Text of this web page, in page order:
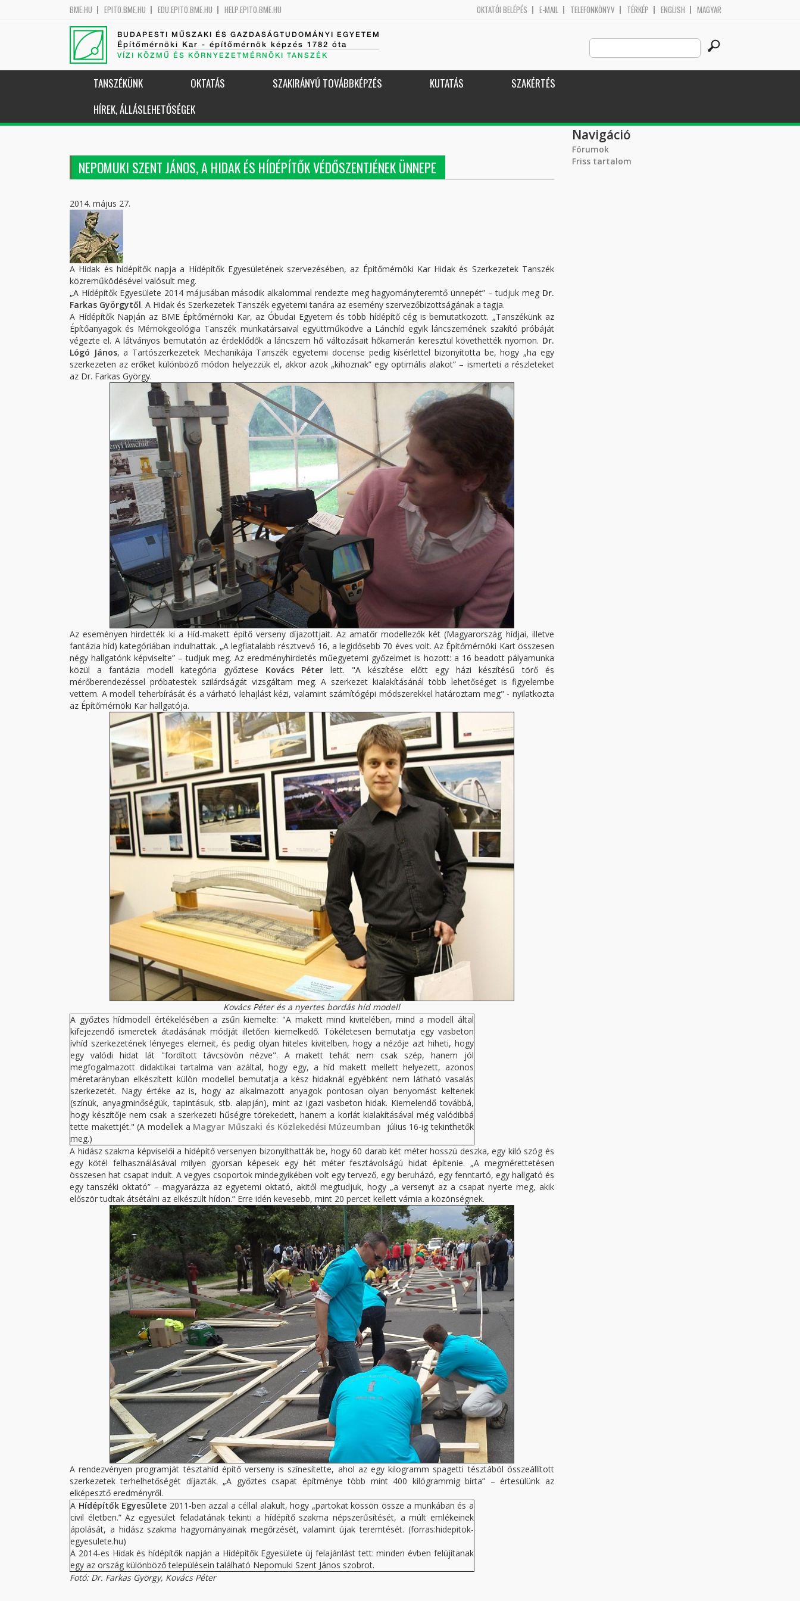
BME.HU EPITO.BME.HU EDU.EPITO.BME.HU HELP.EPITO.BME.HU OKTATÓI BELÉPÉS E-MAIL TELEFONKÖNYV TÉRKÉP ENGLISH MAGYAR
BUDAPESTI MŰSZAKI ÉS GAZDASÁGTUDOMÁNYI EGYETEM
Építőmérnöki Kar - építőmérnök képzés 1782 óta
VÍZI KÖZMŰ ÉS KÖRNYEZETMÉRNÖKI TANSZÉK
Search
this
site
TANSZÉKÜNK OKTATÁS SZAKIRÁNYÚ TOVÁBBKÉPZÉS KUTATÁS
SZAKÉRTÉS
HÍREK, ÁLLÁSLEHETŐSÉGEK
NEPOMUKI SZENT JÁNOS, A HIDAK ÉS HÍDÉPÍTŐK VÉDŐSZENTJÉNEK ÜNNEPE
2014. május 27.
A Hidak és hídépítők napja a Hídépítők Egyesületének szervezésében, az Építőmérnöki Kar Hidak és Szerkezetek Tanszék
közreműködésével valósult meg.
„A Hídépítők Egyesülete 2014 májusában második alkalommal rendezte meg hagyományteremtő ünnepét” – tudjuk meg Dr.
Farkas Györgytől. A Hidak és Szerkezetek Tanszék egyetemi tanára az esemény szervezőbizottságának a tagja.
A Hídépítők Napján az BME Építőmérnöki Kar, az Óbudai Egyetem és több hídépítő cég is bemutatkozott. „Tanszékünk az
Építőanyagok és Mérnökgeológia Tanszék munkatársaival együttműködve a Lánchíd egyik láncszemének szakító próbáját
végezte el. A látványos bemutatón az érdeklődők a láncszem hő változásait hőkamerán keresztül követhették nyomon. Dr.
Lógó János, a Tartószerkezetek Mechanikája Tanszék egyetemi docense pedig kísérlettel bizonyította be, hogy „ha egy
szerkezeten az erőket különböző módon helyezzük el, akkor azok „kihoznak” egy optimális alakot” – ismerteti a részleteket
az Dr. Farkas György.
Az eseményen hirdették ki a Híd-makett építő verseny díjazottjait. Az amatőr modellezők két (Magyarország hídjai, illetve
fantázia híd) kategóriában indulhattak. „A legfiatalabb résztvevő 16, a legidősebb 70 éves volt. Az Építőmérnöki Kart összesen
négy hallgatónk képviselte” – tudjuk meg. Az eredményhirdetés műegyetemi győzelmet is hozott: a 16 beadott pályamunka
közül a fantázia modell kategória győztese Kovács Péter lett. "A készítése előtt egy házi készítésű törő és
mérőberendezéssel próbatestek szilárdságát vizsgáltam meg. A szerkezet kialakításánál több lehetőséget is figyelembe
vettem. A modell teherbírását és a várható lehajlást kézi, valamint számítógépi módszerekkel határoztam meg" - nyilatkozta
az Építőmérnöki Kar hallgatója.
Kovács Péter és a nyertes bordás híd modell
A győztes hídmodell értékelésében a zsűri kiemelte: "A makett mind kivitelében, mind a modell által
kifejezendő ismeretek átadásának módját illetően kiemelkedő. Tökéletesen bemutatja egy vasbeton
ívhíd szerkezetének lényeges elemeit, és pedig olyan hiteles kivitelben, hogy a nézője azt hiheti, hogy
egy valódi hidat lát "fordított távcsövön nézve". A makett tehát nem csak szép, hanem jól
megfogalmazott didaktikai tartalma van azáltal, hogy egy, a híd makett mellett helyezett, azonos
méretarányban elkészített külön modellel bemutatja a kész hidaknál egyébként nem látható vasalás
szerkezetét. Nagy értéke az is, hogy az alkalmazott anyagok pontosan olyan benyomást keltenek
(színük, anyagminőségük, tapintásuk, stb. alapján), mint az igazi vasbeton hidak. Kiemelendő továbbá,
hogy készítője nem csak a szerkezeti hűségre törekedett, hanem a korlát kialakításával még valódibbá
tette makettjét." (A modellek a Magyar Műszaki és Közlekedési Múzeumban július 16-ig tekinthetők
meg.)
A hidász szakma képviselői a hídépítő versenyen bizonyíthatták be, hogy 60 darab két méter hosszú deszka, egy kiló szög és
egy kötél felhasználásával milyen gyorsan képesek egy hét méter fesztávolságú hidat építenie. „A megmérettetésen
összesen hat csapat indult. A vegyes csoportok mindegyikében volt egy tervező, egy beruházó, egy fenntartó, egy hallgató és
egy tanszéki oktató” – magyarázza az egyetemi oktató, akitől megtudjuk, hogy „a versenyt az a csapat nyerte meg, akik
először tudtak átsétálni az elkészült hídon.” Erre idén kevesebb, mint 20 percet kellett várnia a közönségnek.
A rendezvényen programját tésztahíd építő verseny is színesítette, ahol az egy kilogramm spagetti tésztából összeállított
szerkezetek terhelhetőségét díjazták. „A győztes csapat építménye több mint 400 kilógrammig bírta” – értesülünk az
elképesztő eredményről.
A Hídépítők Egyesülete 2011-ben azzal a céllal alakult, hogy „partokat kössön össze a munkában és a
civil életben.” Az egyesület feladatának tekinti a hídépítő szakma népszerűsítését, a múlt emlékeinek
ápolását, a hidász szakma hagyományainak megőrzését, valamint újak teremtését. (forras:hidepitok-
egyesulete.hu)
A 2014-es Hidak és hídépítők napján a Hídépítők Egyesülete új felajánlást tett: minden évben felújítanak
egy az ország különböző településein található Nepomuki Szent János szobrot.
Fotó: Dr. Farkas György, Kovács Péter
Navigáció
Fórumok
Friss tartalom